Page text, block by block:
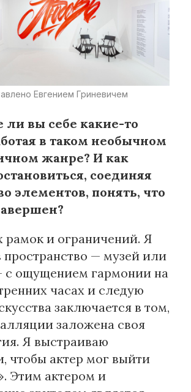
Евгением Гриневичем
ли вы себе какие-то
в таком необычном
жанре? И как
соединяя
элементов, понять, что
рамок и ограничений. Я
— музей или
с ощущением гармонии на
часах и следую
заключается в том,
заложена своя
Я выстраиваю
чтобы актер мог выйти
Этим актером и